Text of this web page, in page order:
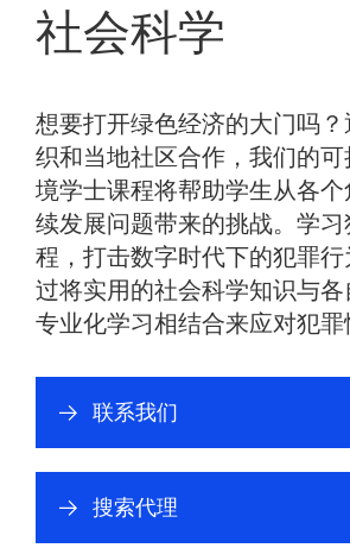
社会科学
想要打开绿色经济的大门吗？
织和当地社区合作，我们的
境学士课程将帮助学生从各
续发展问题带来的挑战。学
程，打击数字时代下的犯罪行
过将实用的社会科学知识与
专业化学习相结合来应对犯罪
联系我们
搜索代理